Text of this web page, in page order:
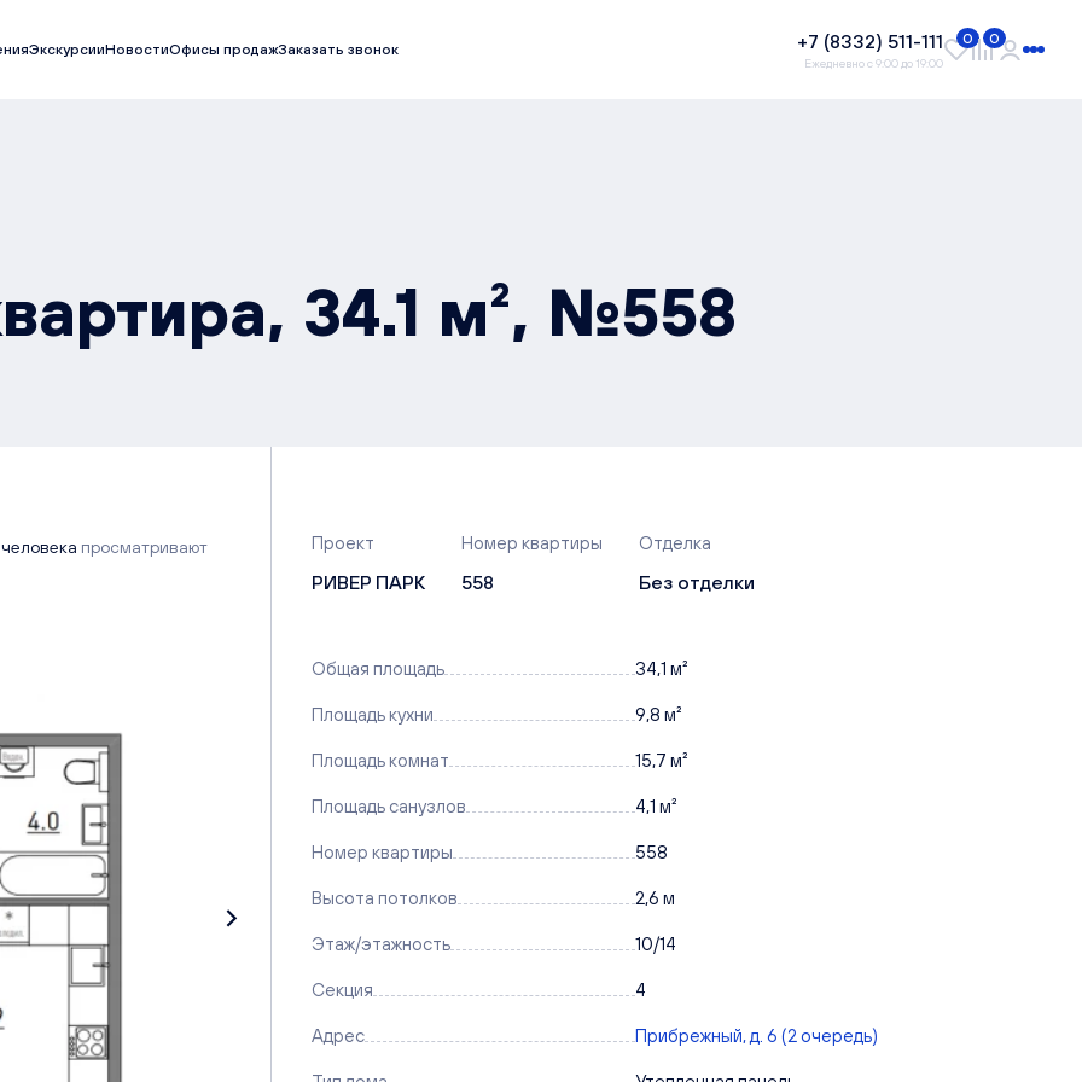
ЭкскурсииНовостиОфисы продажЗаказать звонок +7 (8332) 511-111
Ежедневно с 9:00 до 19:00
0 0
34.1 м², №558
просматривают Проект
РИВЕР ПАРК
Номер квартиры
558
Отделка
Без отделки
Общая площадь 34,1 м²
Площадь кухни 9,8 м²
Площадь комнат 15,7 м²
Площадь санузлов 4,1 м²
Номер квартиры 558
Высота потолков 2,6 м
Этаж/этажность 10/14
Секция 4
Адрес Прибрежный, д. 6 (2 очередь)